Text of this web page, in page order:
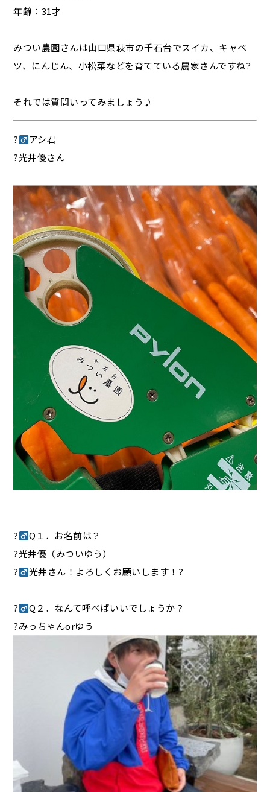
年齢：31才
みつい農園さんは山口県萩市の千石台でスイカ、キャベ
ツ、にんじん、小松菜などを育てている農家さんですね?
それでは質問いってみましょう♪
?‍
アシ君
?光井優さん
?‍
Q１．お名前は？
?光井優（みついゆう）
?‍
光井さん！よろしくお願いします！?
?‍
Q２．なんて呼べばいいでしょうか？
?みっちゃんorゆう